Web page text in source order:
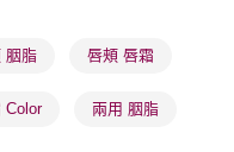
運費
分配至SF順豐速運或京東
胭脂 唇頰 唇霜
Color 兩用 胭脂